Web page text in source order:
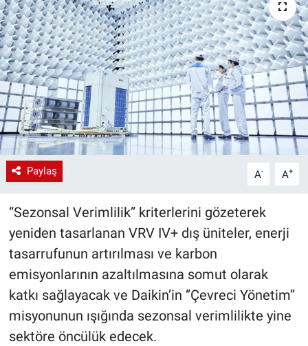
Paylaş A- A+
“Sezonsal Verimlilik” kriterlerini gözeterek
yeniden tasarlanan VRV IV+ dış üniteler, enerji
tasarrufunun artırılması ve karbon
emisyonlarının azaltılmasına somut olarak
katkı sağlayacak ve Daikin’in ‘’Çevreci Yönetim’’
misyonunun ışığında sezonsal verimlilikte yine
sektöre öncülük edecek.
Ağır Sanayi Çözümleri